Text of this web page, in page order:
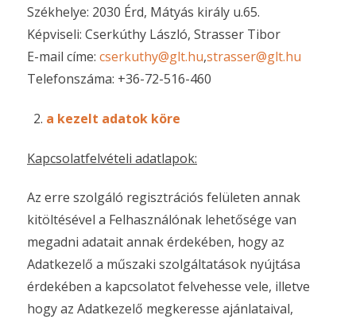
Székhelye: 2030 Érd, Mátyás király u.65.
Képviseli: Cserkúthy László, Strasser Tibor
E-mail címe: cserkuthy@glt.hu,strasser@glt.hu
Telefonszáma: +36-72-516-460
a kezelt adatok köre
Kapcsolatfelvételi adatlapok:
Az erre szolgáló regisztrációs felületen annak
kitöltésével a Felhasználónak lehetősége van
megadni adatait annak érdekében, hogy az
Adatkezelő a műszaki szolgáltatások nyújtása
érdekében a kapcsolatot felvehesse vele, illetve
hogy az Adatkezelő megkeresse ajánlataival,